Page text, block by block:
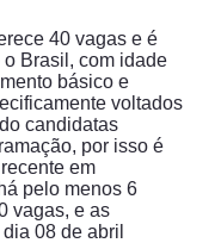
40 vagas e é
Brasil, com idade
básico e
voltados
candidatas
por isso é
em
pelo menos 6
vagas, e as
08 de abril